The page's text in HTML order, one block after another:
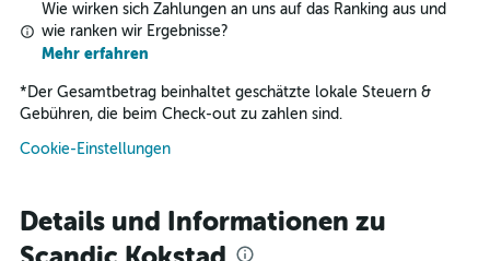
Wie wirken sich Zahlungen an uns auf das Ranking aus und
wie ranken wir Ergebnisse?
Mehr erfahren
* Der Gesamtbetrag beinhaltet geschätzte lokale Steuern &
Gebühren, die beim Check-out zu zahlen sind.
Cookie-Einstellungen
Details und Informationen zu